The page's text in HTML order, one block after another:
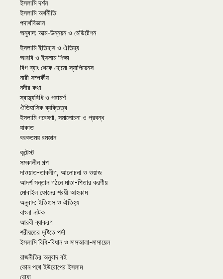
ইসলামি দর্শন
ইসলামি অর্থনীতি
পদার্থবিজ্ঞান
অনুবাদ: আত্ম-উন্নয়ন ও মেডিটেশন
ইসলামি ইতিহাস ও ঐতিহ্য
আরবি ও ইসলাম শিক্ষা
বিগ ব্যাং থেকে হোমো স্যাপিয়েনস
নারী সম্পর্কীয়
নদীর কথা
স্বাস্থ্যবিধি ও পরামর্শ
ঐতিহাসিক ব্যক্তিত্ব
ইসলামি গবেষণা, সমালোচনা ও প্রবন্ধ
যাকাত
বরকতময় রমজান
কন্টেস্ট
সমকালীন গল্প
দাওয়াত-তাবলীগ, আলোচনা ও ওয়াজ
আদর্শ সন্তান গঠনে মাতা-পিতার করণীয়
মোবাইল ফোনের শরয়ী আহকাম
অনুবাদ: ইতিহাস ও ঐতিহ্য
বাংলা নাটক
আরবী ব্যাকরণ
শরীয়তের দৃষ্টিতে পর্দা
ইসলামি বিধি-বিধান ও মাসআলা-মাসায়েল
রাজনীতির অনুবাদ বই
কোন পথে ইউরোপের ইসলাম
রোযা